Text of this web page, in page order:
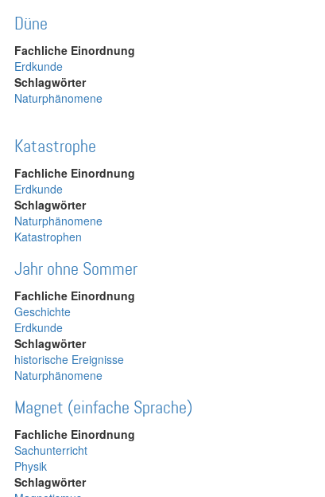
Düne
Fachliche Einordnung
Erdkunde
Schlagwörter
Naturphänomene
Katastrophe
Fachliche Einordnung
Erdkunde
Schlagwörter
Naturphänomene
Katastrophen
Jahr ohne Sommer
Fachliche Einordnung
Geschichte
Erdkunde
Schlagwörter
historische Ereignisse
Naturphänomene
Magnet (einfache Sprache)
Fachliche Einordnung
Sachunterricht
Physik
Schlagwörter